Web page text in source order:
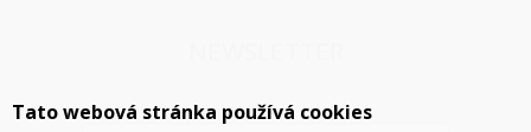
Tato webová stránka používá cookies